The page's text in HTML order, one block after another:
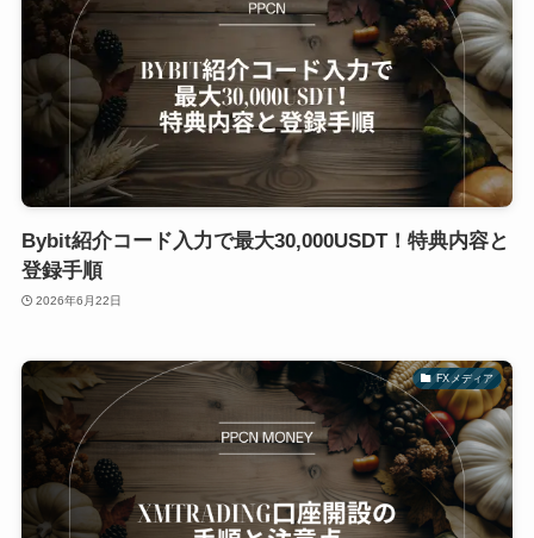
Bybit紹介コード入力で最大30,000USDT！特典内容と
登録手順
2026年6月22日
FXメディア